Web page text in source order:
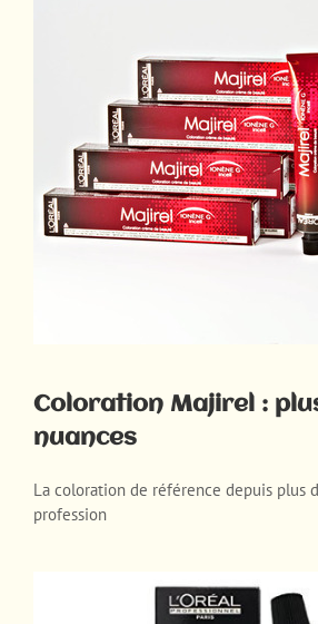
Coloration Majirel :
nuances
La coloration de référence depuis plus
profession